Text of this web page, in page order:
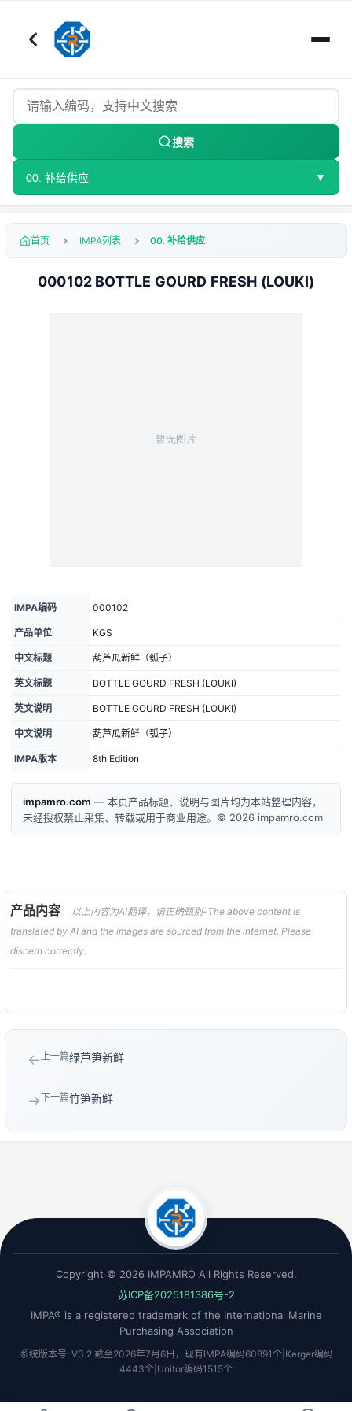
搜索
00. 补给供应 ▼
首页 IMPA列表 00. 补给供应
000102 BOTTLE GOURD FRESH (LOUKI)
IMPA编码 000102
产品单位 KGS
中文标题 葫芦瓜新鲜（瓠子）
英文标题 BOTTLE GOURD FRESH (LOUKI)
英文说明 BOTTLE GOURD FRESH (LOUKI)
中文说明 葫芦瓜新鲜（瓠子）
IMPA版本 8th Edition
impamro.com — 本页产品标题、说明与图片均为本站整理内容，
未经授权禁止采集、转载或用于商业用途。© 2026 impamro.com
产品内容
以上内容为AI翻译，请正确甄别-The above content is
translated by AI and the images are sourced from the internet. Please
discern correctly.
←上一篇绿芦笋新鲜
→下一篇竹笋新鲜
Copyright © 2026 IMPAMRO All Rights Reserved.
苏ICP备2025181386号-2
IMPA® is a registered trademark of the International Marine
Purchasing Association
系统版本号: V3.2 截至2026年7月6日，现有IMPA编码60891个|Kerger编码
4443个|Unitor编码1515个